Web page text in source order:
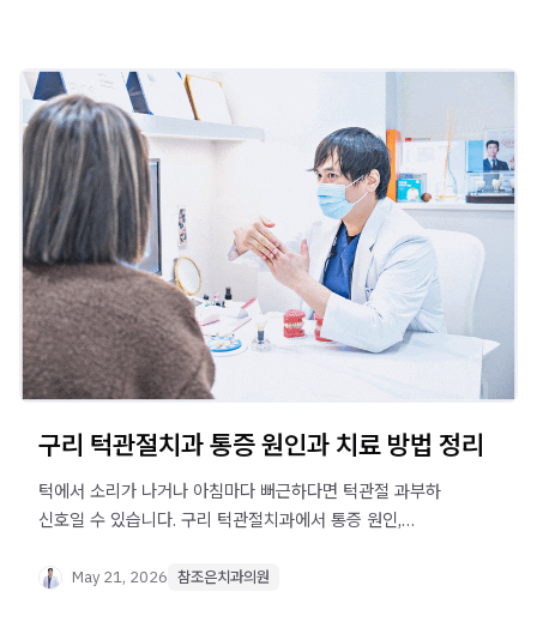
구리 턱관절치과 통증 원인과 치료 방법 정리
턱에서 소리가 나거나 아침마다 뻐근하다면 턱관절 과부하
신호일 수 있습니다. 구리 턱관절치과에서 통증 원인,
May 21, 2026 참조은치과의원